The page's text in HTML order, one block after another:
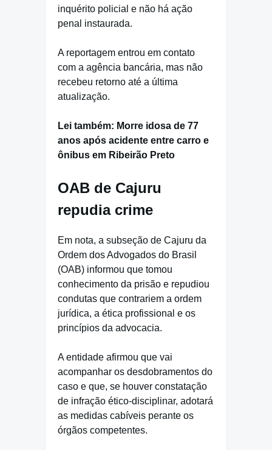
inquérito policial e não há ação
penal instaurada.
A reportagem entrou em contato
com a agência bancária, mas não
recebeu retorno até a última
atualização.
Lei também: Morre idosa de 77
anos após acidente entre carro e
ônibus em Ribeirão Preto
OAB de Cajuru
repudia crime
Em nota, a subseção de Cajuru da
Ordem dos Advogados do Brasil
(OAB) informou que tomou
conhecimento da prisão e repudiou
condutas que contrariem a ordem
jurídica, a ética profissional e os
princípios da advocacia.
A entidade afirmou que vai
acompanhar os desdobramentos do
caso e que, se houver constatação
de infração ético-disciplinar, adotará
as medidas cabíveis perante os
órgãos competentes.